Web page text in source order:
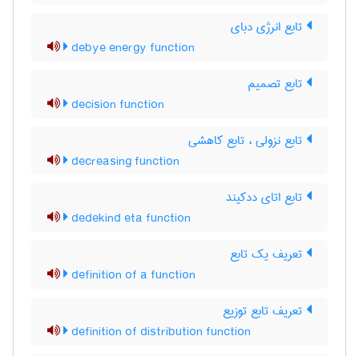
تابع انرژی دبای
debye energy function
تابع تصمیم
decision function
تابع نزولی ، تابع کاهشی
decreasing function
تابع اتای ددکیند
dedekind eta function
تعریف یک تابع
definition of a function
تعریف تابع توزیع
definition of distribution function